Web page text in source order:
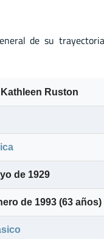
de su
Ruston
de 1929
de 1993 (63 años)